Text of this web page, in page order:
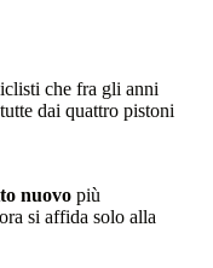
che fra gli anni
dai quattro pistoni
nuovo più
si affida solo alla